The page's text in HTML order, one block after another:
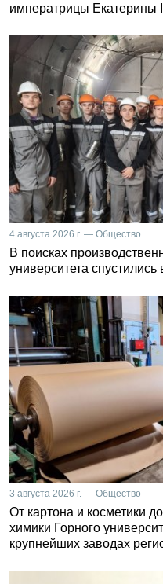
императрицы Екатерины
4 августа 2026 г. — Общество
В поисках
университета спустились
3 августа 2026 г. — Общество
От картона и косметики
химики Горного
крупнейших заводах